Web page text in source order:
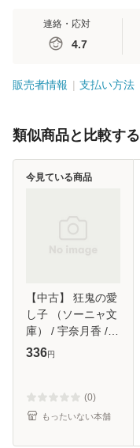
連絡・応対
4.7
販売者情報 支払い方法
類似商品と比較する
【中古】 狂鬼の愛
し子 （ソーニャ文
庫） / 宇奈月香 /
イースト・プレス
336円
(0)
もったいない本舗
今見ている商品